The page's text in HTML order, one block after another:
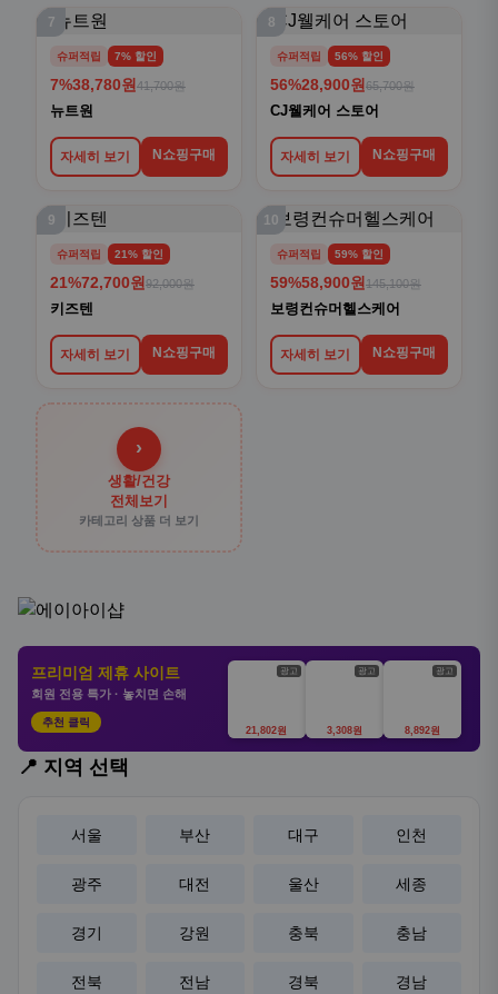
7
슈퍼적립 7% 할인
7%38,780원 41,700원
뉴트원
자세히 보기 N쇼핑구매
8
슈퍼적립 56% 할인
56%28,900원 65,700원
CJ웰케어 스토어
자세히 보기 N쇼핑구매
9
슈퍼적립 21% 할인
21%72,700원 92,000원
키즈텐
자세히 보기 N쇼핑구매
10
슈퍼적립 59% 할인
59%58,900원 145,100원
보령컨슈머헬스케어
자세히 보기 N쇼핑구매
›
생활/건강
전체보기
카테고리 상품 더 보기
프리미엄 제휴 사이트
회원 전용 특가 · 놓치면 손해
추천 클릭
광고
21,802원
광고
3,308원
광고
8,892원
📍 지역 선택
서울 부산 대구 인천
광주 대전 울산 세종
경기 강원 충북 충남
전북 전남 경북 경남